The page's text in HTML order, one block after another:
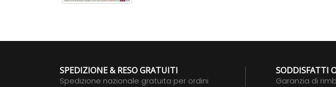
SPEDIZIONE & RESO GRATUITI
Spedizione nazionale gratuita per ordini
SODDISFATTI
Garanzia di